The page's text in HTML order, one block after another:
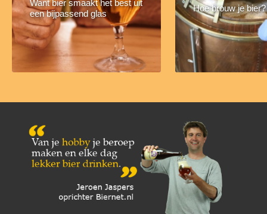
Want bier smaakt het best uit
een bijpassend glas
Hoe brouw je bier?